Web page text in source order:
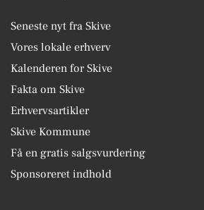
Seneste nyt fra Skive
Vores lokale erhverv
Kalenderen for Skive
Fakta om Skive
Erhvervsartikler
Skive Kommune
Få en gratis salgsvurdering
Sponsoreret indhold